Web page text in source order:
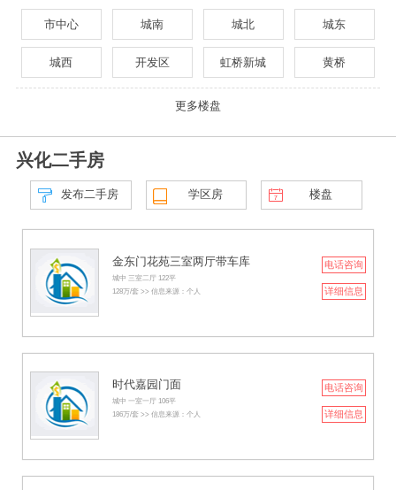
市中心 城南 城北 城东
城西 开发区 虹桥新城 黄桥
更多楼盘
兴化二手房
发布二手房 学区房 楼盘
金东门花苑三室两厅带车库
城中 三室二厅 122平
128万/套 >> 信息来源：个人
电话咨询
详细信息
时代嘉园门面
城中 一室一厅 106平
186万/套 >> 信息来源：个人
电话咨询
详细信息